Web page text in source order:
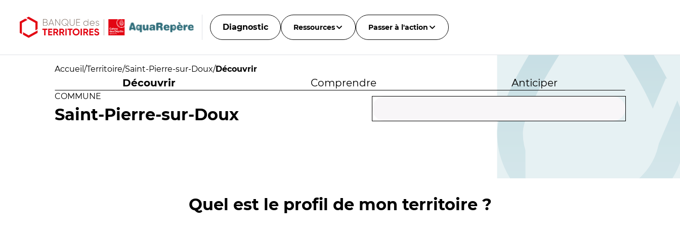
Diagnostic Ressources Passer à l'action
Accueil /Territoire/Saint-Pierre-sur-Doux/Découvrir
Découvrir Comprendre Anticiper
COMMUNE
Saint-Pierre-sur-Doux
Quel est le profil de mon territoire ?